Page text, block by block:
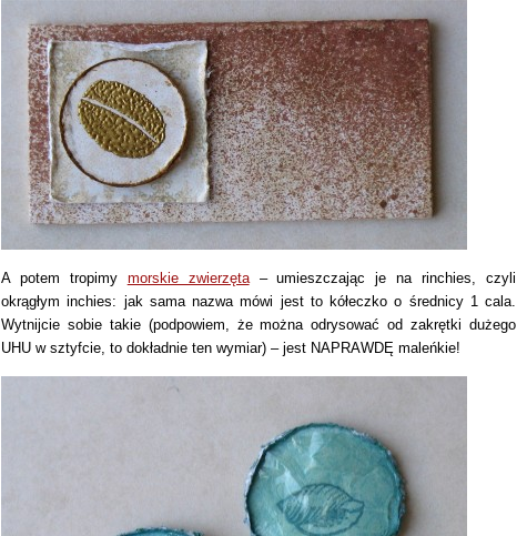
A potem tropimy morskie zwierzęta– umieszczając je na rinchies, czyli
okrągłym inchies: jak sama nazwa mówi jest to kółeczko o średnicy 1 cala.
Wytnijcie sobie takie (podpowiem, że można odrysować od zakrętki dużego
UHU w sztyfcie, to dokładnie ten wymiar) – jest NAPRAWDĘ maleńkie!